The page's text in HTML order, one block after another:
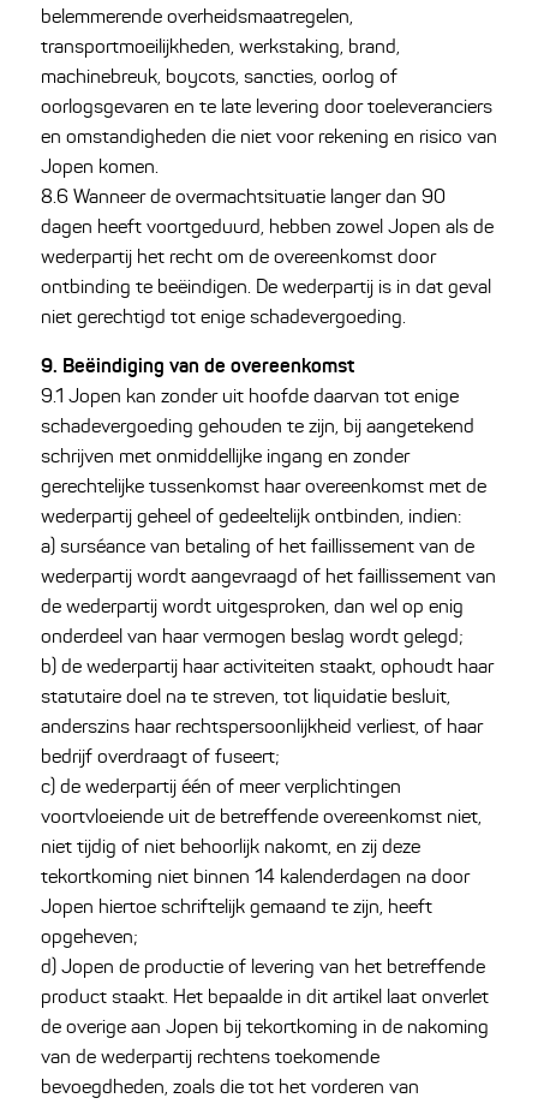
belemmerende overheidsmaatregelen,
transportmoeilijkheden, werkstaking, brand,
machinebreuk, boycots, sancties, oorlog of
oorlogsgevaren en te late levering door toeleveranciers
en omstandigheden die niet voor rekening en risico van
Jopen komen.
8.6 Wanneer de overmachtsituatie langer dan 90
dagen heeft voortgeduurd, hebben zowel Jopen als de
wederpartij het recht om de overeenkomst door
ontbinding te beëindigen. De wederpartij is in dat geval
niet gerechtigd tot enige schadevergoeding.
9. Beëindiging van de overeenkomst
9.1 Jopen kan zonder uit hoofde daarvan tot enige
schadevergoeding gehouden te zijn, bij aangetekend
schrijven met onmiddellijke ingang en zonder
gerechtelijke tussenkomst haar overeenkomst met de
wederpartij geheel of gedeeltelijk ontbinden, indien:
a) surséance van betaling of het faillissement van de
wederpartij wordt aangevraagd of het faillissement van
de wederpartij wordt uitgesproken, dan wel op enig
onderdeel van haar vermogen beslag wordt gelegd;
b) de wederpartij haar activiteiten staakt, ophoudt haar
statutaire doel na te streven, tot liquidatie besluit,
anderszins haar rechtspersoonlijkheid verliest, of haar
bedrijf overdraagt of fuseert;
c) de wederpartij één of meer verplichtingen
voortvloeiende uit de betreffende overeenkomst niet,
niet tijdig of niet behoorlijk nakomt, en zij deze
tekortkoming niet binnen 14 kalenderdagen na door
Jopen hiertoe schriftelijk gemaand te zijn, heeft
opgeheven;
d) Jopen de productie of levering van het betreffende
product staakt. Het bepaalde in dit artikel laat onverlet
de overige aan Jopen bij tekortkoming in de nakoming
van de wederpartij rechtens toekomende
bevoegdheden, zoals die tot het vorderen van